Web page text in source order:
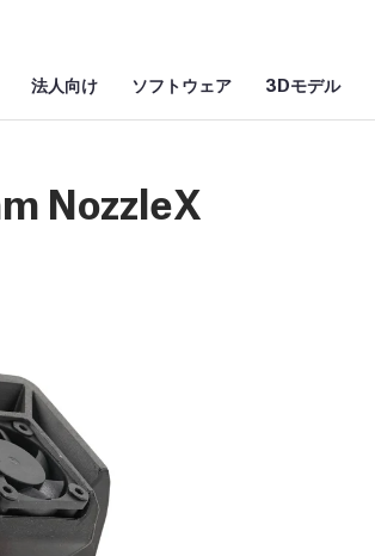
法人向け ソフトウェア 3Dモデル
NozzleX